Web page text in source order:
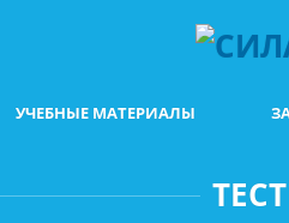
УЧЕБНЫЕ МАТЕРИАЛЫ